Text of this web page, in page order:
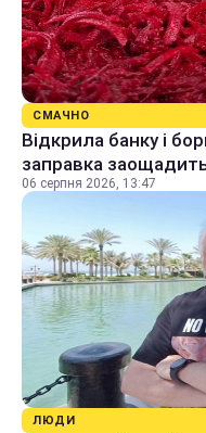
СМАЧНО
Відкрила банку і
заправка
06 серпня 2026, 13:47
ЛЮДИ